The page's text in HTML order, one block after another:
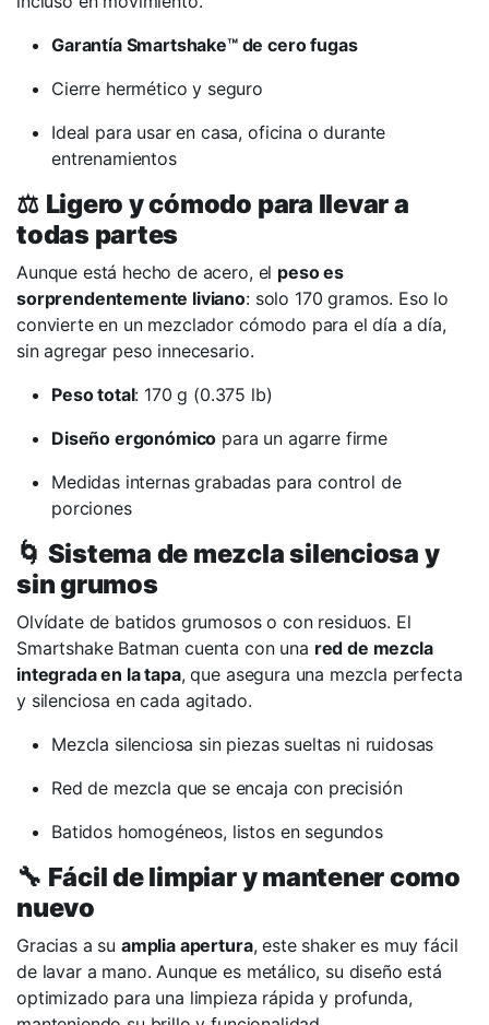
Garantía Smartshake™ de cero fugas
Cierre hermético y seguro
Ideal para usar en casa, oficina o durante
entrenamientos
⚖️ Ligero y cómodo para llevar a
todas partes
Aunque está hecho de acero, el peso es
sorprendentemente liviano: solo 170 gramos. Eso lo
convierte en un mezclador cómodo para el día a día,
sin agregar peso innecesario.
Peso total: 170 g (0.375 lb)
Diseño ergonómico para un agarre firme
Medidas internas grabadas para control de
porciones
🌀 Sistema de mezcla silenciosa y
sin grumos
Olvídate de batidos grumosos o con residuos. El
Smartshake Batman cuenta con una red de mezcla
integrada en la tapa, que asegura una mezcla perfecta
y silenciosa en cada agitado.
Mezcla silenciosa sin piezas sueltas ni ruidosas
Red de mezcla que se encaja con precisión
Batidos homogéneos, listos en segundos
🔧 Fácil de limpiar y mantener como
nuevo
Gracias a su amplia apertura, este shaker es muy fácil
de lavar a mano. Aunque es metálico, su diseño está
optimizado para una limpieza rápida y profunda,